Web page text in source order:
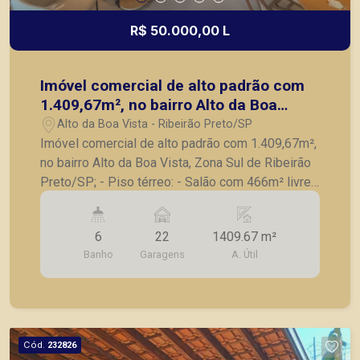
R$ 50.000,00 L
Imóvel comercial de alto padrão com
1.409,67m², no bairro Alto da Boa
Vista, Zona Sul de Ribeirão Preto/SP;
Alto da Boa Vista - Ribeirão Preto/SP
Imóvel comercial de alto padrão com 1.409,67m²,
no bairro Alto da Boa Vista, Zona Sul de Ribeirão
Preto/SP; - Piso térreo: - Salão com 466m² livre
com vitrine; - Elevador; - 4 ares condicionados; -
2 banheiros; - Iluminação; - Piso superior: - Salão
com 466m² livre: - Elevador; - 4 ares
condicionados; - 2 banheiros; - Iluminação; -
Subsolo: - Cozinha; - Sala; - 2 banheiros; -
do imóvel. Imóvel comercial de alto padrão,
próximo de avenida de grande movimento na
6
Banho
22
Garagens
1409.67 m²
A. Útil
Cód. 232826